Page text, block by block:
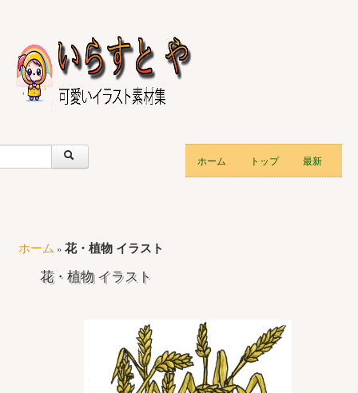
ホーム トップ 最新
ホーム » 花・植物 イラスト
花・植物 イラスト